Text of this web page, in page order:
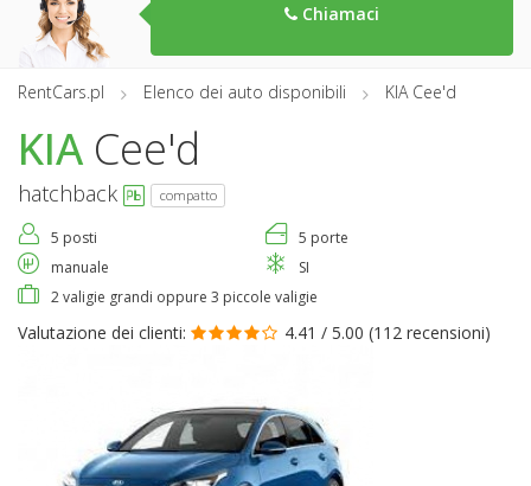
Chiamaci
RentCars.pl Elenco dei auto disponibili KIA Cee'd
KIA Cee'd
hatchback compatto
5 posti
5 porte
manuale
SI
2 valigie grandi oppure 3 piccole valigie
Valutazione dei clienti: 4.41 / 5.00 (112 recensioni)